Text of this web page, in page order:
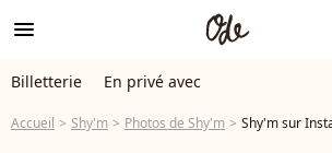
menu
Billetterie En privé avec
Accueil Shy'm Photos de Shy'm Shy'm sur